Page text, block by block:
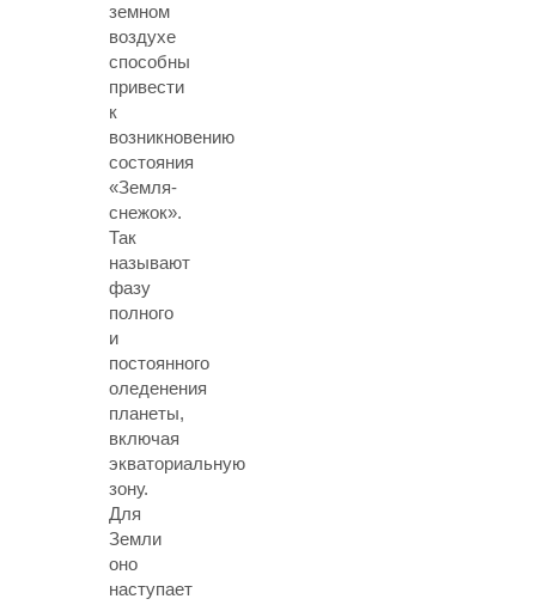
земном
воздухе
способны
привести
к
возникновению
состояния
«Земля-
снежок».
Так
называют
фазу
полного
и
постоянного
оледенения
планеты,
включая
экваториальную
зону.
Для
Земли
оно
наступает